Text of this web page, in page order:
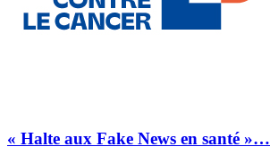
« Halte aux Fake News en santé »…